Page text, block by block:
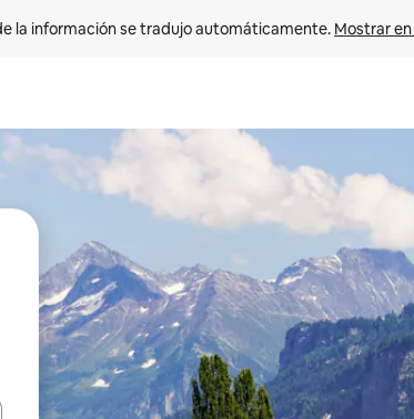
la información se tradujo automáticamente. Mostrar